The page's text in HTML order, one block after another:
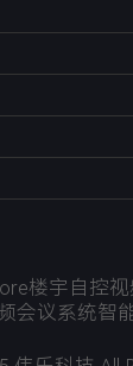
楼宇自控
会议系统智